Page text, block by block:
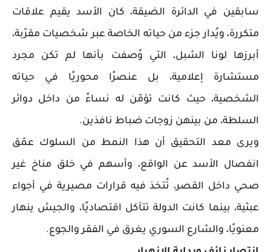
سابقين في الدائرة الضيقة، كان الأسد يقيم علاقات
متكررة، ويُدار جزء من حياته الخاصة عبر شخصيات مقرّبة،
أبرزها لونا الشبل، التي وُصفت بأنها لم تكن مجرد
مستشارة إعلامية، بل عنصرًا محوريًا في حياته
الشخصية، حيث كانت تؤمّن له نساءً من داخل دوائر
السلطة، من بينهن زوجات ضباط نافذين.
ويرى معد التحقيق أن هذا النمط من السلوك عمّق
انفصال الأسد عن الواقع، وأسهم في خلق مناخ غير
صحي داخل القصر، تُتخذ فيه قرارات مصيرية في أجواء
عبثية، بينما كانت الدولة تتآكل اقتصاديًا، والجيش ينهار
معنويًا، والشارع السوري يغرق في الفقر والجوع.